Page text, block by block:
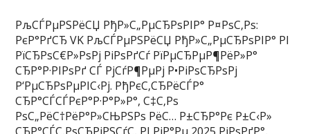
РљСЃРµРЅРёСЏ РђР»С„РµСЂРѕРІР° Р¤РѕС‚Рѕ:
РєР°РґСЂ VK РљСЃРµРЅРёСЏ РђР»С„РµСЂРѕРІР° РІ
РїСЂРѕС€Р»РѕРј РіРѕРґСѓ РїРµСЂРµР¶РёР»Р°
СЂР°Р·РІРѕРґ СЃ РјСѓР¶РµРј Р•РіРѕСЂРѕРј
Р‘РµСЂРѕРµРІС‹Рј. РђРєС‚СЂРёСЃР°
СЂР°СЃСЃРєР°Р·Р°Р»Р°, С‡С‚Рѕ
РѕС„РёС†РёР°Р»СЊРЅРѕ РёС… Р±СЂР°Рє Р±С‹Р»